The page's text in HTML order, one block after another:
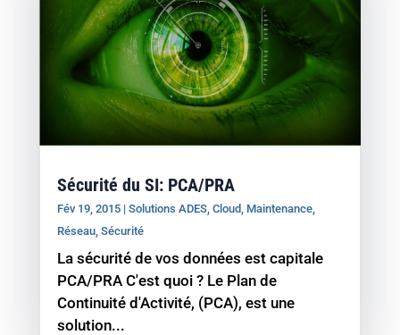
Sécurité du SI: PCA/PRA
Fév 19, 2015| Solutions ADES, Cloud, Maintenance,
Réseau, Sécurité
La sécurité de vos données est capitale
PCA/PRA C'est quoi ? Le Plan de
Continuité d'Activité, (PCA), est une
solution...